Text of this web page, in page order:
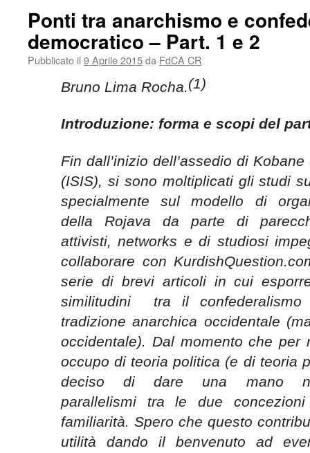
Ponti tra anarchismo e
democratico – Part. 1 e 2
Pubblicato il 9 Aprile 2015da FdCA CR
Bruno Lima Rocha.(1)
Introduzione: forma e scopi del
Fin dall’inizio dell’assedio di
(ISIS), si sono moltiplicati gli studi
specialmente sul modello di
della Rojava da parte di
attivisti, networks e di studiosi
collaborare con
serie di brevi articoli in cui
similitudini tra il confederalismo
tradizione anarchica occidentale
occidentale). Dal momento che per
occupo di teoria politica (e di teoria
deciso di dare una mano
parallelismi tra le due
familiarità. Spero che questo
utilità dando il benvenuto ad